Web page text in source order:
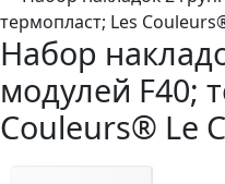
термопласт; Les
Набор
модулей F40;
Couleurs® Le